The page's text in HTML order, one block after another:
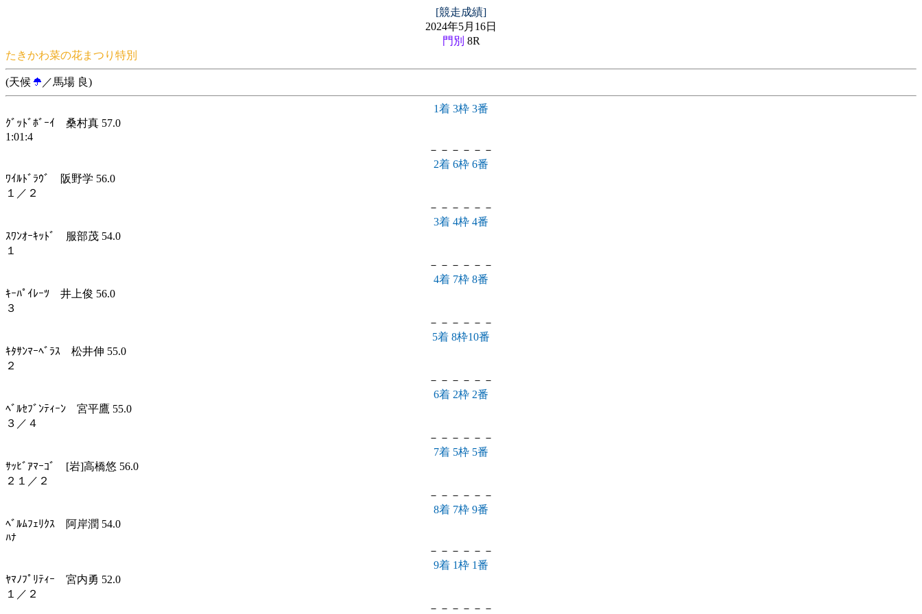
[競走成績]
2024年5月16日
門別 8R
たきかわ菜の花まつり特別
(天候 ／馬場 良)
1着 3枠 3番
ｸﾞｯﾄﾞﾎﾞｰｲ 桑村真 57.0
1:01:4
－－－－－－
2着 6枠 6番
ﾜｲﾙﾄﾞﾗｳﾞ 阪野学 56.0
１／２
－－－－－－
3着 4枠 4番
ｽﾜﾝｵｰｷｯﾄﾞ 服部茂 54.0
１
－－－－－－
4着 7枠 8番
ｷｰﾊﾟｲﾚｰﾂ 井上俊 56.0
３
－－－－－－
5着 8枠10番
ｷﾀｻﾝﾏｰﾍﾞﾗｽ 松井伸 55.0
２
－－－－－－
6着 2枠 2番
ﾍﾞﾙｾﾌﾞﾝﾃｨｰﾝ 宮平鷹 55.0
３／４
－－－－－－
7着 5枠 5番
ｻｯﾋﾞｱﾏｰｺﾞ [岩]高橋悠 56.0
２１／２
－－－－－－
8着 7枠 9番
ﾍﾞﾙﾑﾌｪﾘｸｽ 阿岸潤 54.0
ﾊﾅ
－－－－－－
9着 1枠 1番
ﾔﾏﾉﾌﾟﾘﾃｨｰ 宮内勇 52.0
１／２
－－－－－－